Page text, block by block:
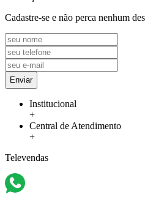
Cadastre-se e não perca nenhum
Enviar
Institucional
+
Central de Atendimento
+
Televendas